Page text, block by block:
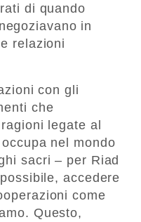
di quando
in
relazioni
con gli
che
legate al
nel mondo
sacri – per Riad
accedere
come
Questo,